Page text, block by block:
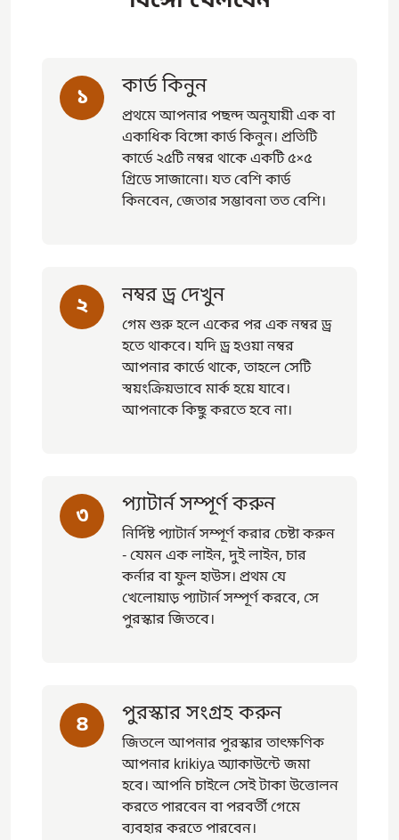
১ কার্ড কিনুন
প্রথমে আপনার পছন্দ অনুযায়ী এক বা
একাধিক বিঙ্গো কার্ড কিনুন। প্রতিটি
কার্ডে ২৫টি নম্বর থাকে একটি ৫×৫
গ্রিডে সাজানো। যত বেশি কার্ড
কিনবেন, জেতার সম্ভাবনা তত বেশি।
২ নম্বর ড্র দেখুন
গেম শুরু হলে একের পর এক নম্বর ড্র
হতে থাকবে। যদি ড্র হওয়া নম্বর
আপনার কার্ডে থাকে, তাহলে সেটি
স্বয়ংক্রিয়ভাবে মার্ক হয়ে যাবে।
আপনাকে কিছু করতে হবে না।
৩ প্যাটার্ন সম্পূর্ণ করুন
নির্দিষ্ট প্যাটার্ন সম্পূর্ণ করার চেষ্টা করুন
- যেমন এক লাইন, দুই লাইন, চার
কর্নার বা ফুল হাউস। প্রথম যে
খেলোয়াড় প্যাটার্ন সম্পূর্ণ করবে, সে
পুরস্কার জিতবে।
৪ পুরস্কার সংগ্রহ করুন
জিতলে আপনার পুরস্কার তাৎক্ষণিক
আপনার krikiya অ্যাকাউন্টে জমা
হবে। আপনি চাইলে সেই টাকা উত্তোলন
করতে পারবেন বা পরবর্তী গেমে
ব্যবহার করতে পারবেন।